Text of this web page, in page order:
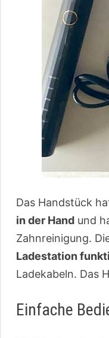
Das Handstück
in der Handund
Zahnreinigung.
Ladestation
Ladekabeln. Das
Einfache